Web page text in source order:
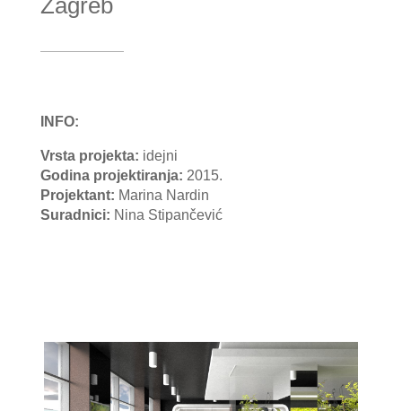
Zagreb
INFO:
Vrsta projekta: idejni
Godina projektiranja: 2015.
Projektant: Marina Nardin
Suradnici: Nina Stipančević